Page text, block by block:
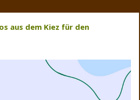
aus dem Kiez für den